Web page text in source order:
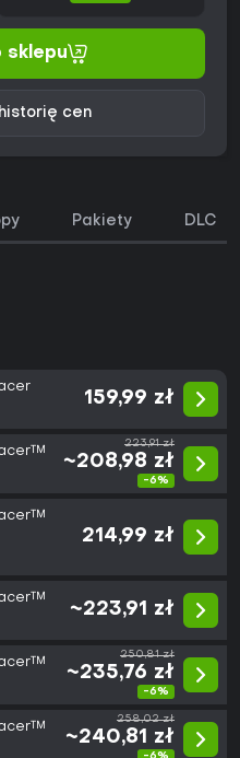
sklepu
cen
Pakiety DLC
159,99 zł
223,91 zł
~208,98 zł
-6%
214,99 zł
~223,91 zł
250,81 zł
~235,76 zł
-6%
258,02 zł
~240,81 zł